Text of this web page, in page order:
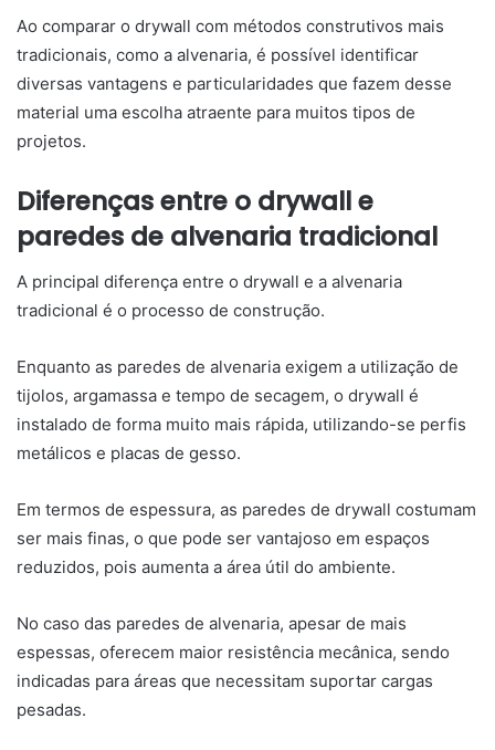
Ao comparar o drywall com métodos construtivos mais
tradicionais, como a alvenaria, é possível identificar
diversas vantagens e particularidades que fazem desse
material uma escolha atraente para muitos tipos de
projetos.
Diferenças entre o drywall e
paredes de alvenaria tradicional
A principal diferença entre o drywall e a alvenaria
tradicional é o processo de construção.
Enquanto as paredes de alvenaria exigem a utilização de
tijolos, argamassa e tempo de secagem, o drywall é
instalado de forma muito mais rápida, utilizando-se perfis
metálicos e placas de gesso.
Em termos de espessura, as paredes de drywall costumam
ser mais finas, o que pode ser vantajoso em espaços
reduzidos, pois aumenta a área útil do ambiente.
No caso das paredes de alvenaria, apesar de mais
espessas, oferecem maior resistência mecânica, sendo
indicadas para áreas que necessitam suportar cargas
pesadas.